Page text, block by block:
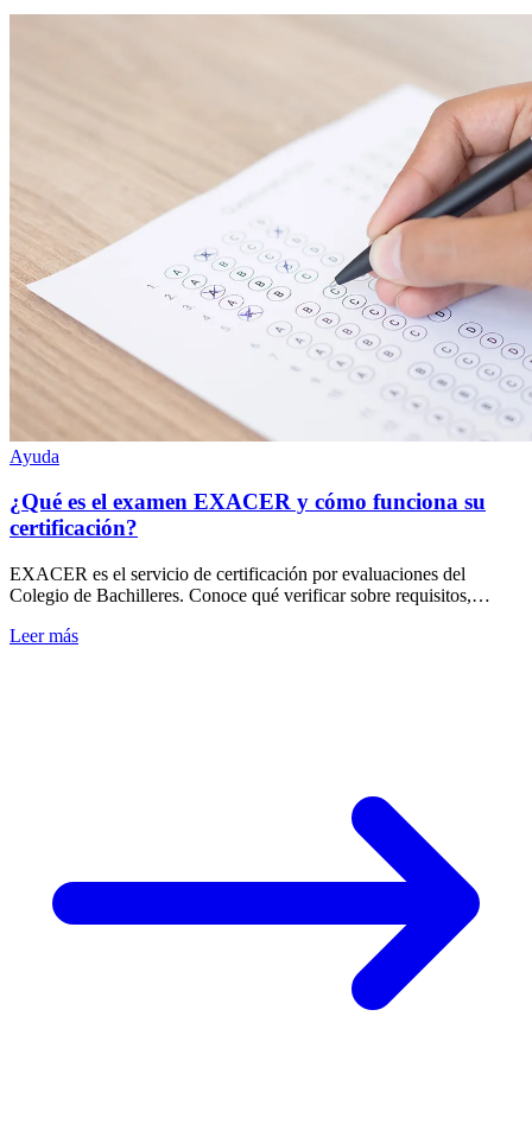
Ayuda
¿Qué es el examen EXACER y cómo funciona su
certificación?
EXACER es el servicio de certificación por evaluaciones del
Colegio de Bachilleres. Conoce qué verificar sobre requisitos,
Leer más